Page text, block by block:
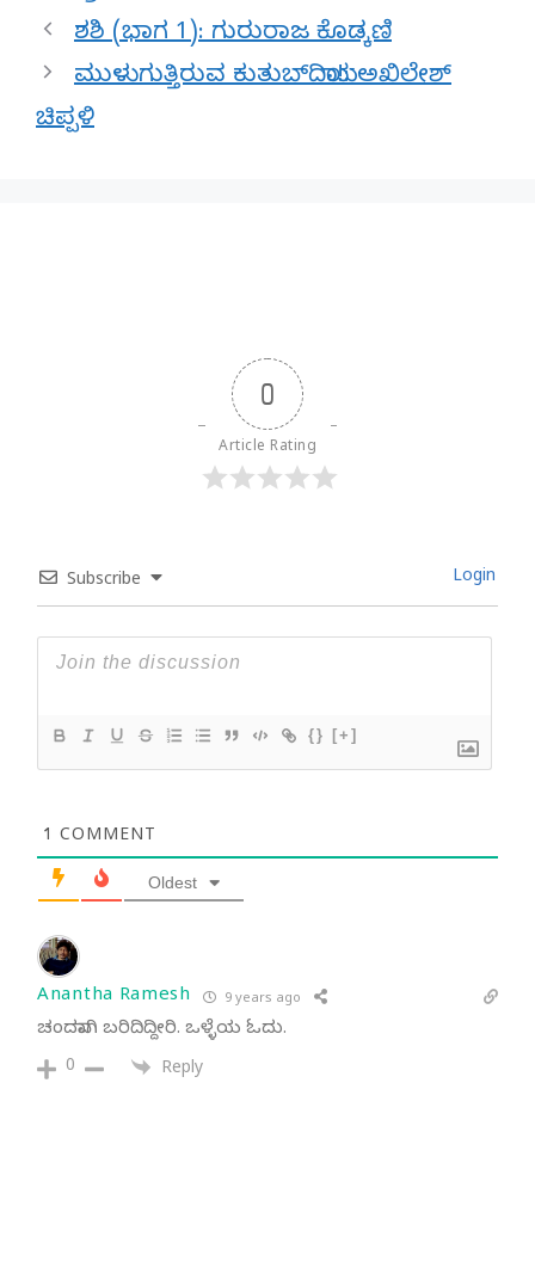
ಶಶಿ (ಭಾಗ 1): ಗುರುರಾಜ ಕೊಡ್ಕಣಿ
ಮುಳುಗುತ್ತಿರುವ ಕುತುಬ್‍ದಿಯಾ!: ಅಖಿಲೇಶ್
ಚಿಪ್ಪಳಿ
0
Article Rating
Subscribe Login
{} [+]
1 COMMENT
Oldest
Anantha Ramesh 9 years ago
ಚಂದವಾಗಿ ಬರಿದಿದ್ದೀರಿ. ಒಳ್ಳೆಯ ಓದು.
0 Reply